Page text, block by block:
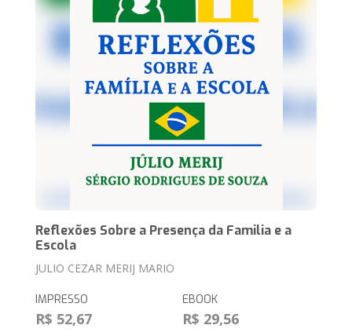
Reflexões Sobre a Presença da Familia e a
Escola
JULIO CEZAR MERIJ MARIO
IMPRESSO
R$ 52,67
EBOOK
R$ 29,56